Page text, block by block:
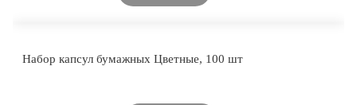
Набор капсул бумажных Цветные, 100 шт